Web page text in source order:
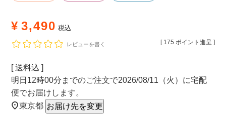
¥ 3,490 税込
[ 175 ポイント進呈 ]
レビューを書く
送料込
明日 12時00分 までのご注文で2026/08/11（火） に宅配
便でお届けします。
東京都 お届け先を変更